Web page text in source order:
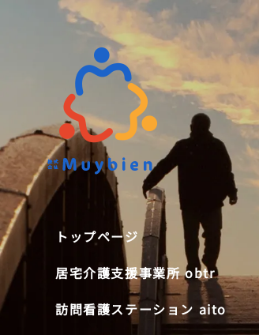
居宅介護支援事業所 obtr
トップページ
居宅介護支援事業所 obtr
訪問看護ステーション aito